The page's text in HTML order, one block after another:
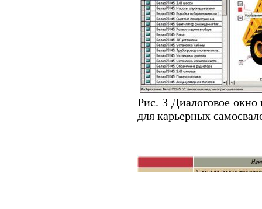
Рис. 3 Диалоговое
для карьерных